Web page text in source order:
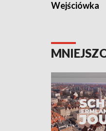
Wejściówka